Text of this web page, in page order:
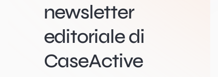
newsletter
editoriale di
CaseActive